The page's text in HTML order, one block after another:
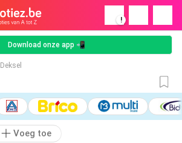
!
Download onze app 📲
Deksel
Voeg toe